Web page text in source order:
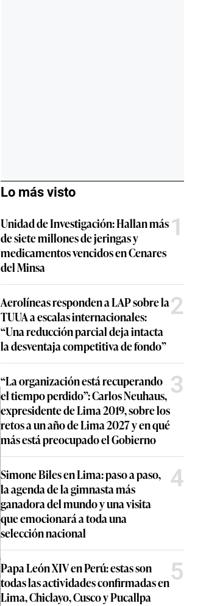
Lo más visto
Unidad de Investigación: Hallan más
de siete millones de jeringas y
medicamentos vencidos en Cenares
del Minsa
1
Aerolíneas responden a LAP sobre la
TUUA a escalas internacionales:
“Una reducción parcial deja intacta
la desventaja competitiva de fondo”
2
“La organización está recuperando
el tiempo perdido”: Carlos Neuhaus,
expresidente de Lima 2019, sobre los
retos a un año de Lima 2027 y en qué
más está preocupado el Gobierno
3
Simone Biles en Lima: paso a paso,
la agenda de la gimnasta más
ganadora del mundo y una visita
que emocionará a toda una
selección nacional
4
Papa León XIV en Perú: estas son
todas las actividades confirmadas en
Lima, Chiclayo, Cusco y Pucallpa
5